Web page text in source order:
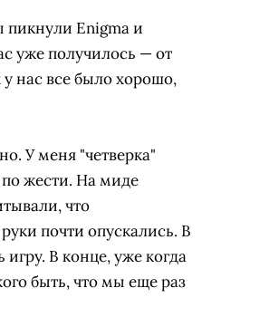
пикнули Enigma и
уже получилось — от
нас все было хорошо,
У меня "четверка"
жести. На миде
что
почти опускались. В
В конце, уже когда
быть, что мы еще раз
СКАЧАТЬ НА
ANDROID